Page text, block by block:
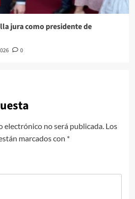
jura como presidente de
0
electrónico no será publicada. Los
marcados con *